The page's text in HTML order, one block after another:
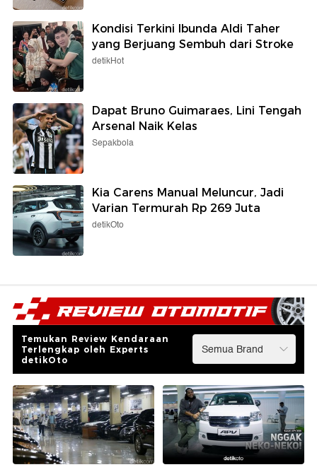
Kondisi Terkini Ibunda Aldi Taher
yang Berjuang Sembuh dari Stroke
detikHot
Dapat Bruno Guimaraes, Lini Tengah
Arsenal Naik Kelas
Sepakbola
Kia Carens Manual Meluncur, Jadi
Varian Termurah Rp 269 Juta
detikOto
Temukan Review Kendaraan
Terlengkap oleh Experts
detikOto